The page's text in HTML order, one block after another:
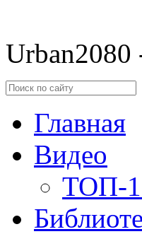
Urban2080
Главная
Видео
ТОП-